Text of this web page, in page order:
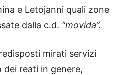
e Letojanni quali zone
dalla c.d. “movida”.
mirati servizi
reati in genere,